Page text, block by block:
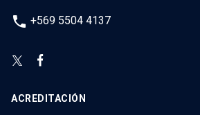
phone +569 5504 4137
ACREDITACIÓN